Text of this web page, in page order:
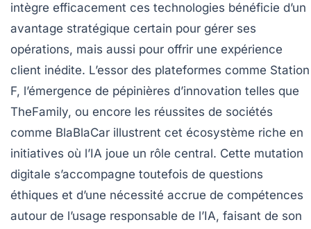
intègre efficacement ces technologies bénéficie d’un
avantage stratégique certain pour gérer ses
opérations, mais aussi pour offrir une expérience
client inédite. L’essor des plateformes comme Station
F, l’émergence de pépinières d’innovation telles que
TheFamily, ou encore les réussites de sociétés
comme BlaBlaCar illustrent cet écosystème riche en
initiatives où l’IA joue un rôle central. Cette mutation
digitale s’accompagne toutefois de questions
éthiques et d’une nécessité accrue de compétences
autour de l’usage responsable de l’IA, faisant de son